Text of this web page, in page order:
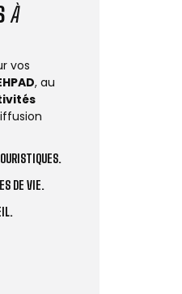
À
vos
, au
DE VIE.